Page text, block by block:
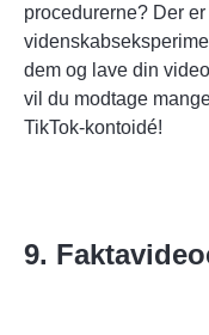
procedurerne? Der
dem og lave din
vil du modtage
TikTok-kontoidé!
9.